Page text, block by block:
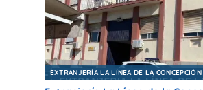
EXTRANJERÍA LA LÍNEA DE LA CONCEPCIÓN